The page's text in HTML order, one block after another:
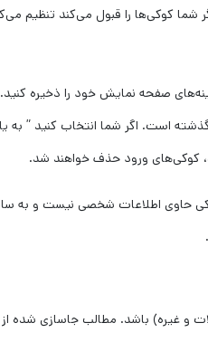
شما کوکی‌ها را قبول می‌کند تنظیم
صفحه نمایش خود را ذخیره کنید.
است. اگر شما انتخاب کنید ” به
حاوی اطلاعات شخصی نیست و به
و غیره) باشد. مطالب جاسازی شده